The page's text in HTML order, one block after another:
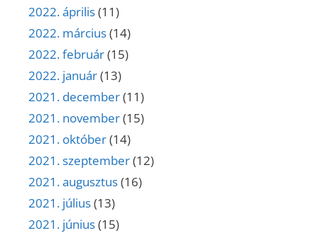
2022. április(11)
2022. március(14)
2022. február(15)
2022. január(13)
2021. december(11)
2021. november(15)
2021. október(14)
2021. szeptember(12)
2021. augusztus(16)
2021. július(13)
2021. június(15)